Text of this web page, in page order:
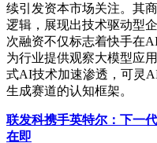
续引发资本市场关注。其
逻辑，展现出技术驱动型
次融资不仅标志着快手在
为行业提供观察大模型应
式AI技术加速渗透，可灵
生成赛道的认知框架。
联发科携手英特尔：下一
在即